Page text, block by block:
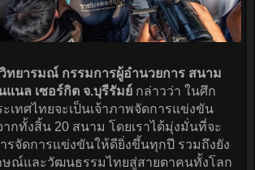
ทยารมณ์ กรรมการผู้อำนวยการ สนาม
แนล เซอร์กิต จ.บุรีรัมย์ กล่าวว่า ในศึก
ะเทศไทยจะเป็นเจ้าภาพจัดการแข่งขัน
กทั้งสิ้น 20 สนาม โดยเราได้มุ่งมั่นที่จะ
รจัดการแข่งขันให้ดียิ่งขึ้นทุกปี รวมถึงยัง
ษณ์และวัฒนธรรมไทยสู่สายตาคนทั้งโลก